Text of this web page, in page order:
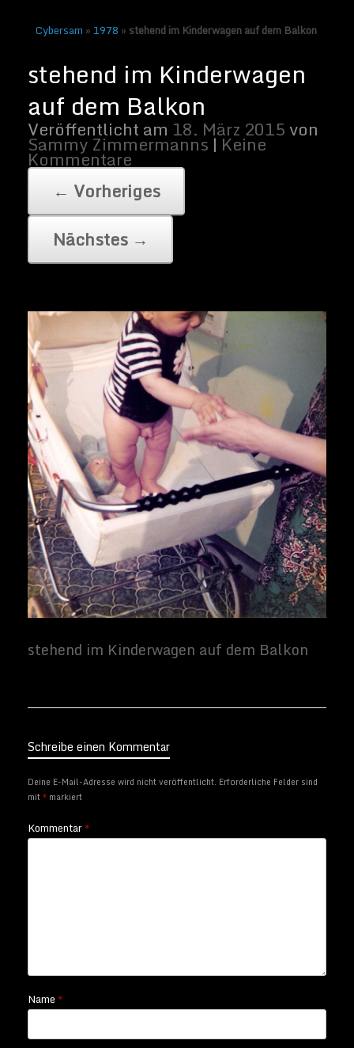
Cybersam » 1978 » stehend im Kinderwagen auf dem Balkon
stehend im Kinderwagen auf dem Balkon
Schreibe einen Kommentar
Deine E-Mail-Adresse wird nicht veröffentlicht. Erforderliche Felder sind
mit* markiert
Kommentar*
Name*